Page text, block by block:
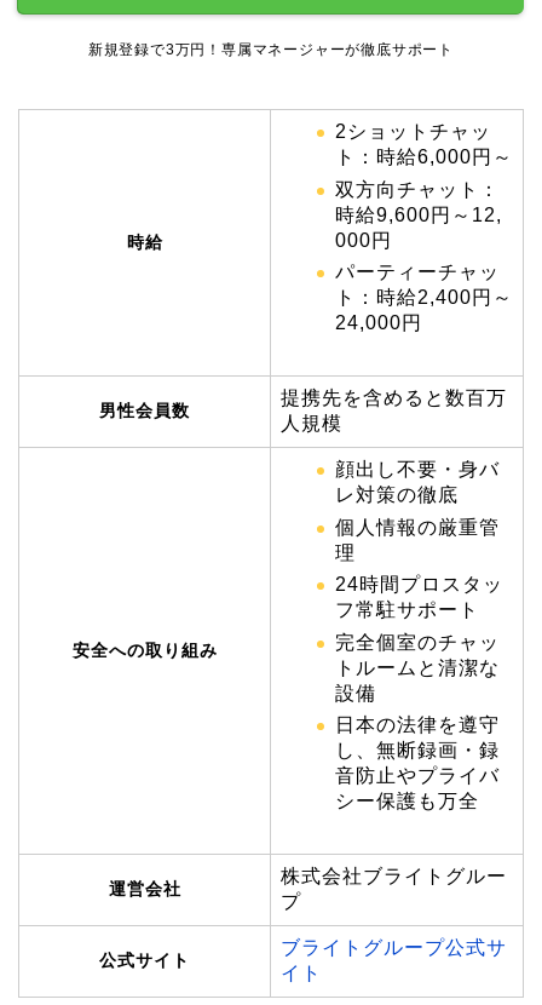
新規登録で3万円！専属マネージャーが徹底サポート
時給
2ショットチャッ
ト：時給6,000円～
双方向チャット：
時給9,600円～12,
000円
パーティーチャッ
ト：時給2,400円～
24,000円
男性会員数
提携先を含めると数百万
人規模
安全への取り組み
顔出し不要・身バ
レ対策の徹底
個人情報の厳重管
理
24時間プロスタッ
フ常駐サポート
完全個室のチャッ
トルームと清潔な
設備
日本の法律を遵守
し、無断録画・録
音防止やプライバ
シー保護も万全
運営会社
株式会社ブライトグルー
プ
公式サイト
ブライトグループ公式サ
イト